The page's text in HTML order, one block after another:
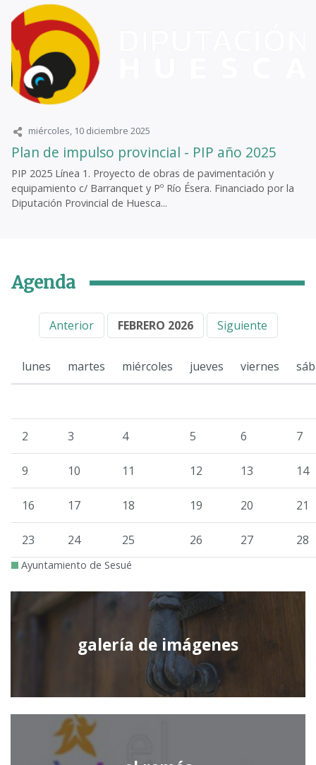
miércoles, 10 diciembre 2025
Plan de impulso provincial - PIP año 2025
PIP 2025 Línea 1. Proyecto de obras de pavimentación y
equipamiento c/ Barranquet y Pº Río Ésera. Financiado por la
Diputación Provincial de Huesca...
Agenda
Anterior FEBRERO 2026 Siguiente
lunes martes miércoles jueves viernes
2 3 4 5 6 7
9 10 11 12 13 14
16 17 18 19 20 21
23 24 25 26 27 28
Ayuntamiento de Sesué
galería de imágenes